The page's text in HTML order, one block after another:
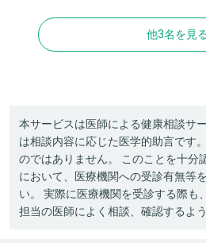
他3名を見
本サービスは医師による健康相談サ
は相談内容に応じた医学的助言です
のではありません。 このことを十分
において、医療機関への受診有無等
い。 実際に医療機関を受診する際も
担当の医師によく相談、確認するよ